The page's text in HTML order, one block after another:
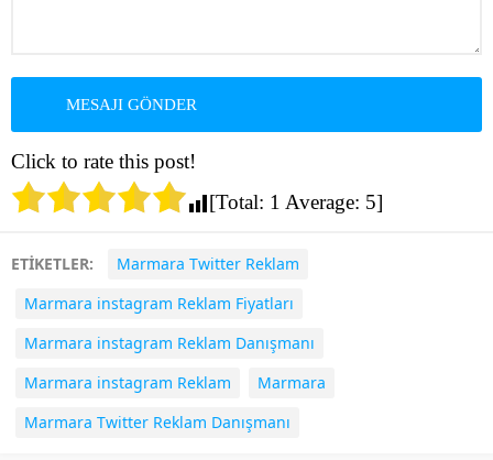
Click to rate this post!
[Total: 1 Average: 5]
ETİKETLER:
Marmara Twitter Reklam
Marmara instagram Reklam Fiyatları
Marmara instagram Reklam Danışmanı
Marmara instagram Reklam
Marmara
Marmara Twitter Reklam Danışmanı